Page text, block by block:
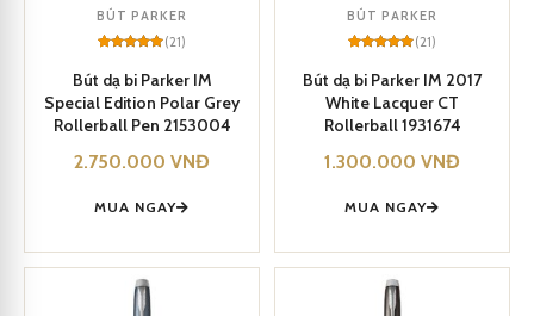
BÚT PARKER
out of 5
based on
customer
(21)
Bút dạ bi Parker IM
Special Edition Polar Grey
Rollerball Pen 2153004
2.750.000 VNĐ
MUA NGAY
BÚT PARKER
out of 5
based on
customer
(21)
Bút dạ bi Parker IM 2017
White Lacquer CT
Rollerball 1931674
1.300.000 VNĐ
MUA NGAY